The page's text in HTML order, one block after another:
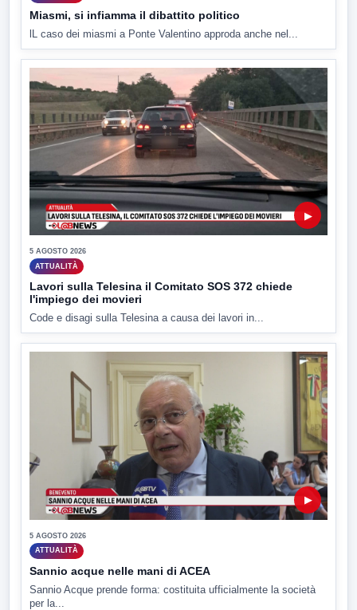
Miasmi, si infiamma il dibattito politico
lL caso dei miasmi a Ponte Valentino approda anche nel...
▶
5 AGOSTO 2026
ATTUALITÀ
Lavori sulla Telesina il Comitato SOS 372 chiede
l'impiego dei movieri
Code e disagi sulla Telesina a causa dei lavori in...
▶
5 AGOSTO 2026
ATTUALITÀ
Sannio acque nelle mani di ACEA
Sannio Acque prende forma: costituita ufficialmente la società
per la...